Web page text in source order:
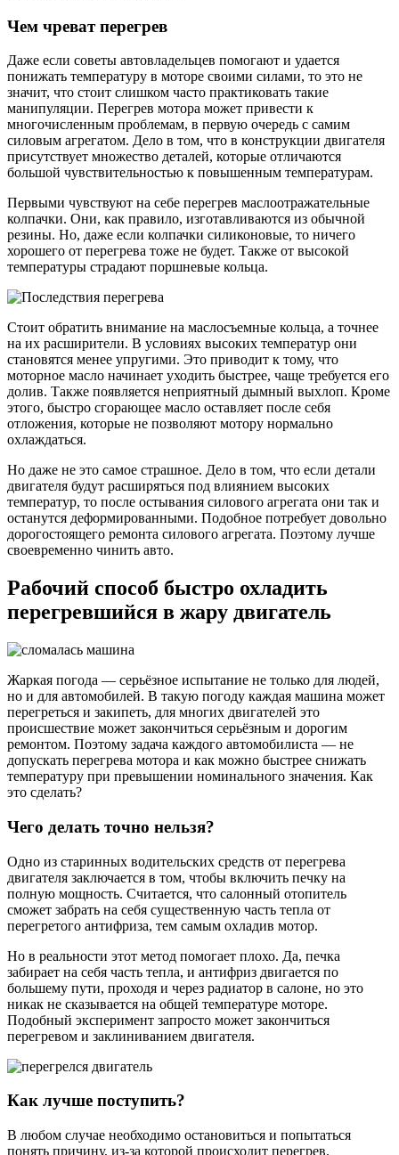
Чем чреват перегрев
Даже если советы автовладельцев помогают и удается
понижать температуру в моторе своими силами, то это не
значит, что стоит слишком часто практиковать такие
манипуляции. Перегрев мотора может привести к
многочисленным проблемам, в первую очередь с самим
силовым агрегатом. Дело в том, что в конструкции двигателя
присутствует множество деталей, которые отличаются
большой чувствительностью к повышенным температурам.
Первыми чувствуют на себе перегрев маслоотражательные
колпачки. Они, как правило, изготавливаются из обычной
резины. Но, даже если колпачки силиконовые, то ничего
хорошего от перегрева тоже не будет. Также от высокой
температуры страдают поршневые кольца.
Стоит обратить внимание на маслосъемные кольца, а точнее
на их расширители. В условиях высоких температур они
становятся менее упругими. Это приводит к тому, что
моторное масло начинает уходить быстрее, чаще требуется его
долив. Также появляется неприятный дымный выхлоп. Кроме
этого, быстро сгорающее масло оставляет после себя
отложения, которые не позволяют мотору нормально
охлаждаться.
Но даже не это самое страшное. Дело в том, что если детали
двигателя будут расширяться под влиянием высоких
температур, то после остывания силового агрегата они так и
останутся деформированными. Подобное потребует довольно
дорогостоящего ремонта силового агрегата. Поэтому лучше
своевременно чинить авто.
Рабочий способ быстро охладить
перегревшийся в жару двигатель
Жаркая погода — серьёзное испытание не только для людей,
но и для автомобилей. В такую погоду каждая машина может
перегреться и закипеть, для многих двигателей это
происшествие может закончиться серьёзным и дорогим
ремонтом. Поэтому задача каждого автомобилиста — не
допускать перегрева мотора и как можно быстрее снижать
температуру при превышении номинального значения. Как
это сделать?
Чего делать точно нельзя?
Одно из старинных водительских средств от перегрева
двигателя заключается в том, чтобы включить печку на
полную мощность. Считается, что салонный отопитель
сможет забрать на себя существенную часть тепла от
перегретого антифриза, тем самым охладив мотор.
Но в реальности этот метод помогает плохо. Да, печка
забирает на себя часть тепла, и антифриз двигается по
большему пути, проходя и через радиатор в салоне, но это
никак не сказывается на общей температуре моторе.
Подобный эксперимент запросто может закончиться
перегревом и заклиниванием двигателя.
Как лучше поступить?
В любом случае необходимо остановиться и попытаться
понять причину, из-за которой происходит перегрев.